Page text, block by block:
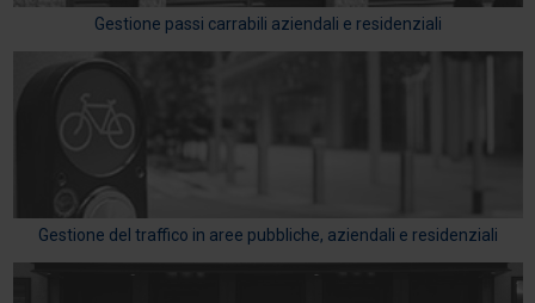
Gestione passi carrabili aziendali e residenziali
Gestione del traffico in aree pubbliche, aziendali e residenziali